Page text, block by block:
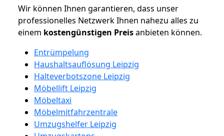
Wir können Ihnen garantieren, dass unser
professionelles Netzwerk Ihnen nahezu alles zu
einem kostengünstigen Preisanbieten können.
Entrümpelung
Haushaltsauflösung Leipzig
Halteverbotszone Leipzig
Möbellift Leipzig
Möbeltaxi
Möbelmitfahrzentrale
Umzugshelfer Leipzig